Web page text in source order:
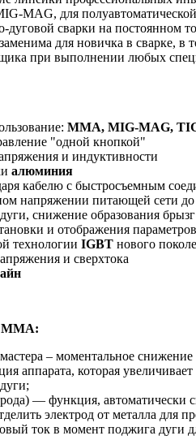
MAG, для
дуговой сварки на постоянном
для новичка в сварке,
при выполнении любых
MMA, MIG-MAG,
"одной кнопкой"
и индуктивности
алюминия
кабелю с быстросъемным
напряжении питающей сети до
снижение образования брызг
и отображения
технологии IGBT нового
и сверхтока
ММА:
– моментальное
аппарата, которая
— функция, автоматически
электрод от металла для
ток в момент поджига дуги